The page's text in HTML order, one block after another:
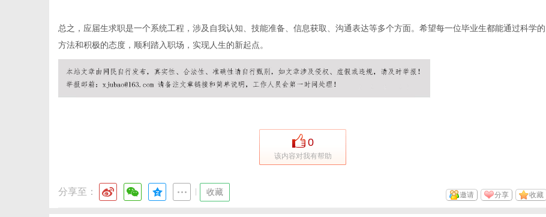
总之，应届生求职是一个系统工程，涉及自我认知、技能准备、信息获取、沟通表达等多个方面。希望每一位毕业生都能通过科学的
方法和积极的态度，顺利踏入职场，实现人生的新起点。
0
该内容对我有帮助
分享至： 收藏 收藏
分享
邀请